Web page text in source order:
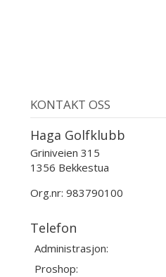
KONTAKT OSS
Haga Golfklubb
Griniveien 315
1356 Bekkestua
Org.nr: 983790100
Telefon
Administrasjon:
Proshop: